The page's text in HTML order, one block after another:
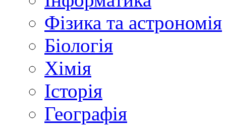
Фізика та астрономія
Біологія
Хімія
Історія
Географія